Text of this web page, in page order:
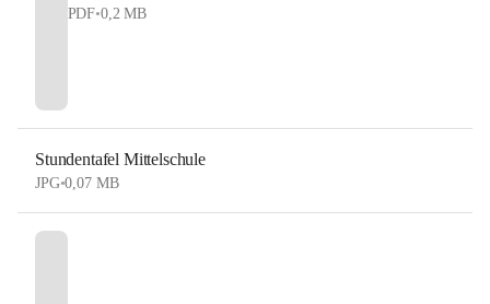
PDF•0,2 MB
Stundentafel Mittelschule
JPG•0,07 MB